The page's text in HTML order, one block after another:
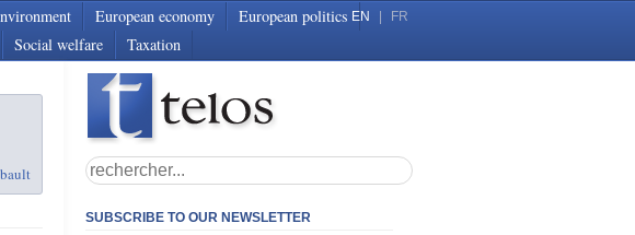
European economy
European politics
Social welfare Taxation
EN FR
SUBSCRIBE TO OUR NEWSLETTER